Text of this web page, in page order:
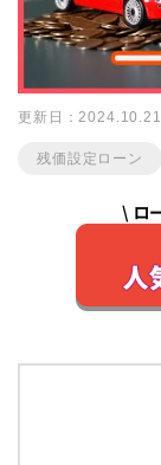
更新日：2024.10.21
残価設定ローン